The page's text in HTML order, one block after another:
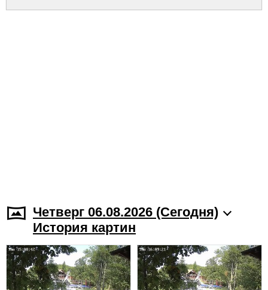
Четверг 06.08.2026 (Cегодня)
История картин